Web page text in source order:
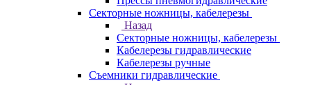
Секторные ножницы, кабелерезы
Назад
Секторные ножницы, кабелерезы
Кабелерезы гидравлические
Кабелерезы ручные
Съемники гидравлические